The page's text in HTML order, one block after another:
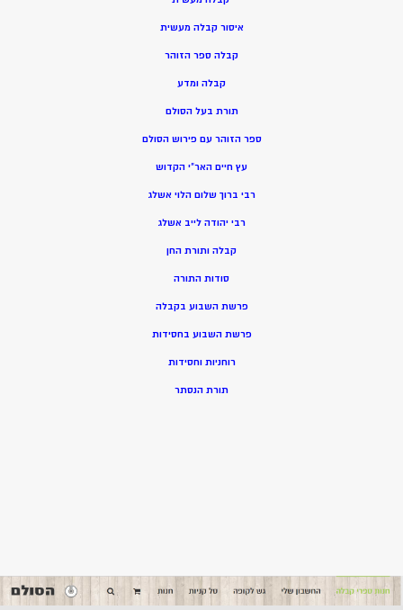
איסור קבלה מעשית
קבלה ספר הזוהר
קבלה ומדע
תורת בעל הסולם
ספר הזוהר עם פירוש הסולם
עץ חיים האר”י הקדוש
רבי ברוך שלום הלוי אשלג
רבי יהודה לייב אשלג
קבלה ותורת החן
סודות התורה
פרשת השבוע בקבלה
פרשת השבוע בחסידות
רוחניות וחסידות
תורת הנסתר